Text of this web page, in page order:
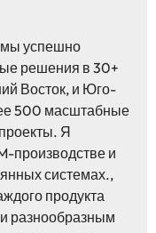
успешно
решения в 30+
Восток, и Юго-
500 масштабные
Я
производстве и
системах.,
продукта
разнообразным